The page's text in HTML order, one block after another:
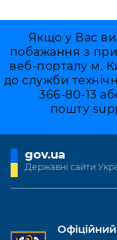
Якщо у Вас
побажання з
веб-порталу м.
до служби
366-80-13
пошту
gov.ua
Державні сайти